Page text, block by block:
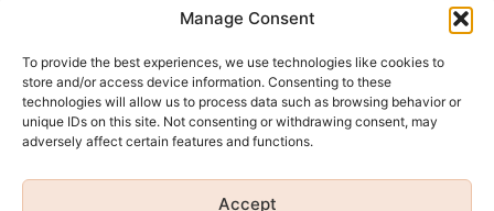
Manage Consent
To provide the best experiences, we use technologies like cookies to
store and/or access device information. Consenting to these
technologies will allow us to process data such as browsing behavior or
unique IDs on this site. Not consenting or withdrawing consent, may
adversely affect certain features and functions.
Accept
Inscrivez-vous à notre Newsletter pour être le
premier à connaître toutes nos actualités et
nos nouveaux produits!